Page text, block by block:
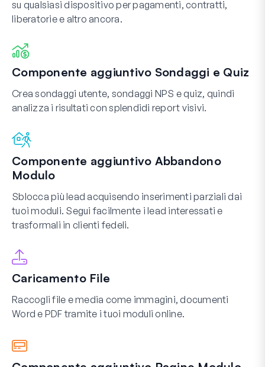
su qualsiasi dispositivo per pagamenti, contratti,
liberatorie e altro ancora.
Componente aggiuntivo Sondaggi e Quiz
Crea sondaggi utente, sondaggi NPS e quiz, quindi
analizza i risultati con splendidi report visivi.
Componente aggiuntivo Abbandono
Modulo
Sblocca più lead acquisendo inserimenti parziali dai
tuoi moduli. Segui facilmente i lead interessati e
trasformali in clienti fedeli.
Caricamento File
Raccogli file e media come immagini, documenti
Word e PDF tramite i tuoi moduli online.